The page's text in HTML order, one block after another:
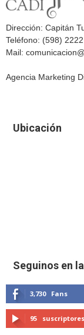
Dirección: Capitán
Teléfono: (598)
Mail:
Agencia Marketing
Ubicación
Seguinos en
3,730 Fans
95 suscriptores